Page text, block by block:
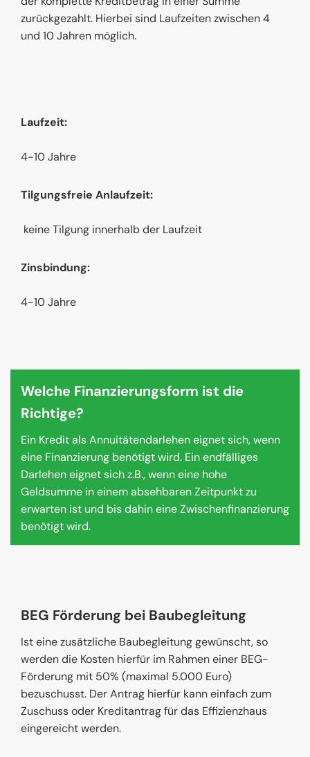
zurückgezahlt. Hierbei sind Laufzeiten zwischen 4
und 10 Jahren möglich.
Laufzeit:
4-10 Jahre
Tilgungsfreie Anlaufzeit:
keine Tilgung innerhalb der Laufzeit
Zinsbindung:
4-10 Jahre
Welche Finanzierungsform ist die
Richtige?
Ein Kredit als Annuitätendarlehen eignet sich, wenn
eine Finanzierung benötigt wird. Ein endfälliges
Darlehen eignet sich z.B., wenn eine hohe
Geldsumme in einem absehbaren Zeitpunkt zu
erwarten ist und bis dahin eine Zwischenfinanzierung
benötigt wird.
BEG Förderung bei Baubegleitung
Ist eine zusätzliche Baubegleitung gewünscht, so
werden die Kosten hierfür im Rahmen einer BEG-
Förderung mit 50% (maximal 5.000 Euro)
bezuschusst. Der Antrag hierfür kann einfach zum
Zuschuss oder Kreditantrag für das Effizienzhaus
eingereicht werden.